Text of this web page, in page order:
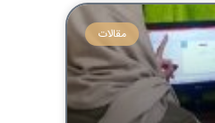
مقالات